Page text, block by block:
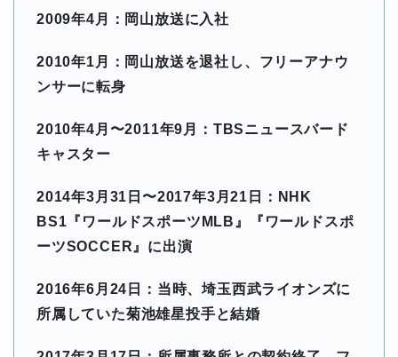
2009年4月：岡山放送に入社
2010年1月：岡山放送を退社し、フリーアナウ
ンサーに転身
2010年4月〜2011年9月：TBSニュースバード
キャスター
2014年3月31日〜2017年3月21日：NHK
BS1『ワールドスポーツMLB』『ワールドスポ
ーツSOCCER』に出演
2016年6月24日：当時、埼玉西武ライオンズに
所属していた菊池雄星投手と結婚